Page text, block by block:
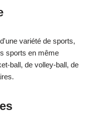
variété de sports,
sports en même
ball, de volley-ball, de